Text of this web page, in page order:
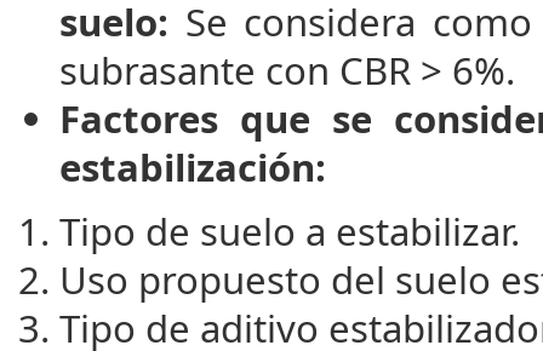
suelo: Se considera
subrasante con CBR > 6%.
Factores que se
estabilización:
Tipo de suelo a estabilizar.
Uso propuesto del suelo
Tipo de aditivo